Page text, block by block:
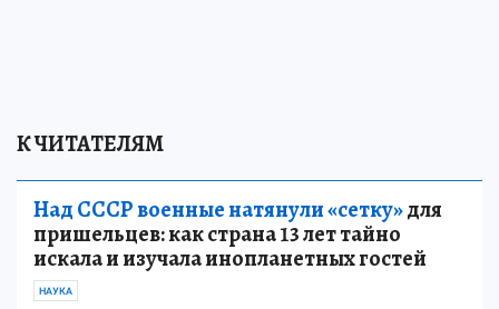
К ЧИТАТЕЛЯМ
Над СССР военные натянули «сетку»для
пришельцев: как страна 13 лет тайно
искала и изучала инопланетных гостей
НАУКА